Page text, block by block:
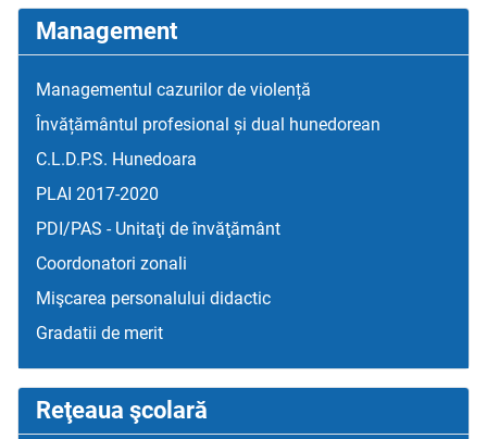
Management
Managementul cazurilor de violență
Învățământul profesional și dual hunedorean
C.L.D.P.S. Hunedoara
PLAI 2017-2020
PDI/PAS - Unitaţi de învăţământ
Coordonatori zonali
Mişcarea personalului didactic
Gradatii de merit
Reţeaua şcolară